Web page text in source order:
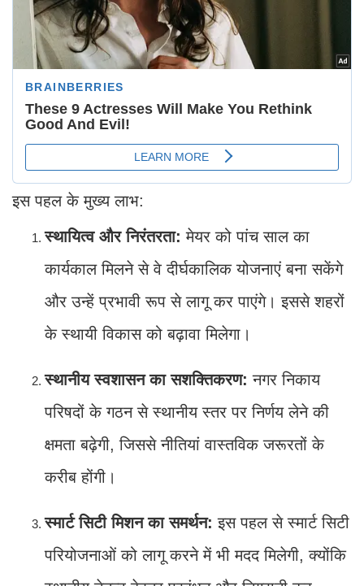
इस पहल के मुख्य लाभ:
स्थायित्व और निरंतरता: मेयर को पांच साल का
कार्यकाल मिलने से वे दीर्घकालिक योजनाएं बना सकेंगे
और उन्हें प्रभावी रूप से लागू कर पाएंगे। इससे शहरों
के स्थायी विकास को बढ़ावा मिलेगा।
स्थानीय स्वशासन का सशक्तिकरण: नगर निकाय
परिषदों के गठन से स्थानीय स्तर पर निर्णय लेने की
क्षमता बढ़ेगी, जिससे नीतियां वास्तविक जरूरतों के
करीब होंगी।
स्मार्ट सिटी मिशन का समर्थन: इस पहल से स्मार्ट सिटी
परियोजनाओं को लागू करने में भी मदद मिलेगी, क्योंकि